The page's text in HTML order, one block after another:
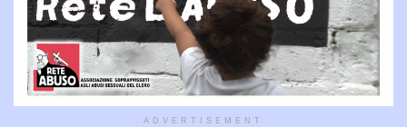
ADVERTISEMENT